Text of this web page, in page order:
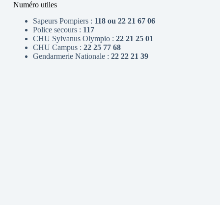
Numéro utiles
Sapeurs Pompiers : 118 ou 22 21 67 06
Police secours : 117
CHU Sylvanus Olympio : 22 21 25 01
CHU Campus : 22 25 77 68
Gendarmerie Nationale : 22 22 21 39